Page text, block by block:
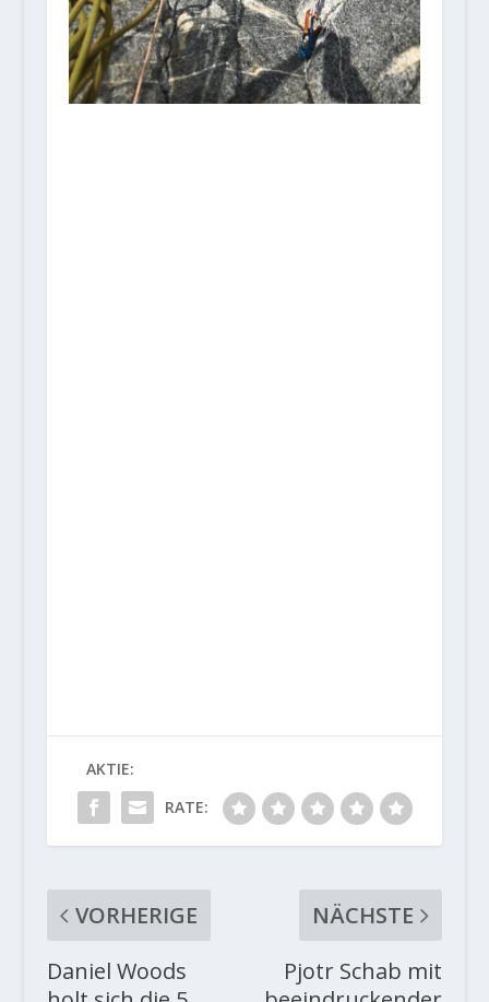
AKTIE:
RATE:
VORHERIGE
Daniel Woods
NÄCHSTE
Pjotr Schab mit